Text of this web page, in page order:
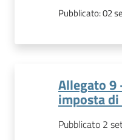
Pubblicato:02
Allegato 9
imposta
Pubblicato 2